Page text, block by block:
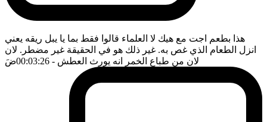
هذا بطعم اجت مع هيك لا العلماء قالوا فقط بما يا يبل ريقه يعني
انزل الطعام الذي غص به. غير ذلك هو في الحقيقة غير مضطر. لان
لان من طباع الخمر انه يورث العطش - 00:03:26 ضَ